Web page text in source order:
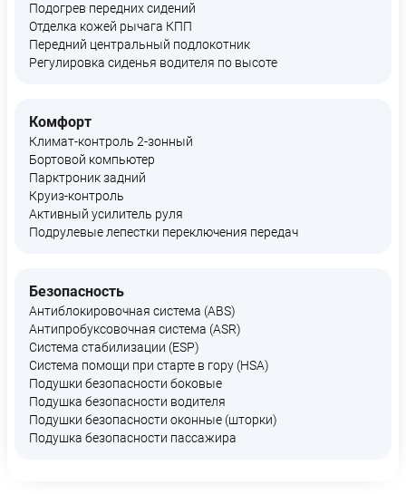
Подогрев передних сидений
Отделка кожей рычага КПП
Передний центральный подлокотник
Регулировка сиденья водителя по высоте
Комфорт
Климат-контроль 2-зонный
Бортовой компьютер
Парктроник задний
Круиз-контроль
Активный усилитель руля
Подрулевые лепестки переключения передач
Безопасность
Антиблокировочная система (ABS)
Антипробуксовочная система (ASR)
Система стабилизации (ESP)
Система помощи при старте в гору (HSA)
Подушки безопасности боковые
Подушка безопасности водителя
Подушки безопасности оконные (шторки)
Подушка безопасности пассажира